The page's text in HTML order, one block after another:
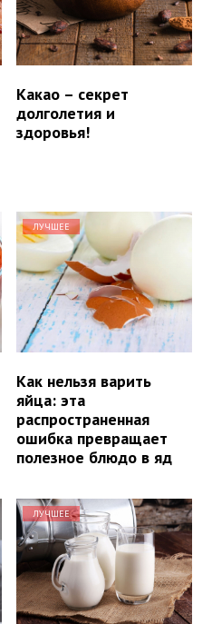
Какао – секрет
долголетия и
здоровья!
ЛУЧШЕЕ
Как нельзя варить
яйца: эта
распространенная
ошибка превращает
полезное блюдо в яд
ЛУЧШЕЕ